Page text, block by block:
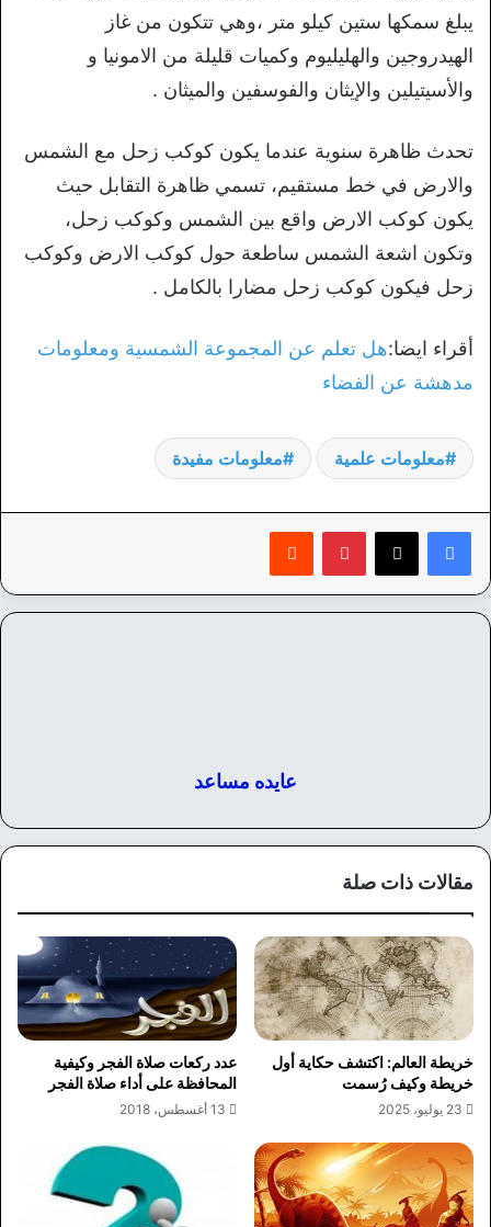
يبلغ سمكها ستين كيلو متر ،وهي تتكون من غاز
الهيدروجين والهليليوم وكميات قليلة من الامونيا و
والأسيتيلين والإيثان والفوسفين والميثان .
تحدث ظاهرة سنوية عندما يكون كوكب زحل مع الشمس
والارض في خط مستقيم، تسمي ظاهرة التقابل حيث
يكون كوكب الارض واقع بين الشمس وكوكب زحل،
وتكون اشعة الشمس ساطعة حول كوكب الارض وكوكب
زحل فيكون كوكب زحل مضارا بالكامل .
أقراء ايضا:هل تعلم عن المجموعة الشمسية ومعلومات
مدهشة عن الفضاء
معلومات علمية معلومات مفيدة
بينتيريست
عايده مساعد
مقالات ذات صلة
خريطة العالم: اكتشف حكاية أول
خريطة وكيف رُسمت
23 يوليو، 2025
عدد ركعات صلاة الفجر وكيفية
المحافظة على أداء صلاة الفجر
13 أغسطس، 2018